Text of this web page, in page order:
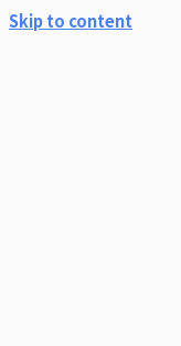
Skip to content